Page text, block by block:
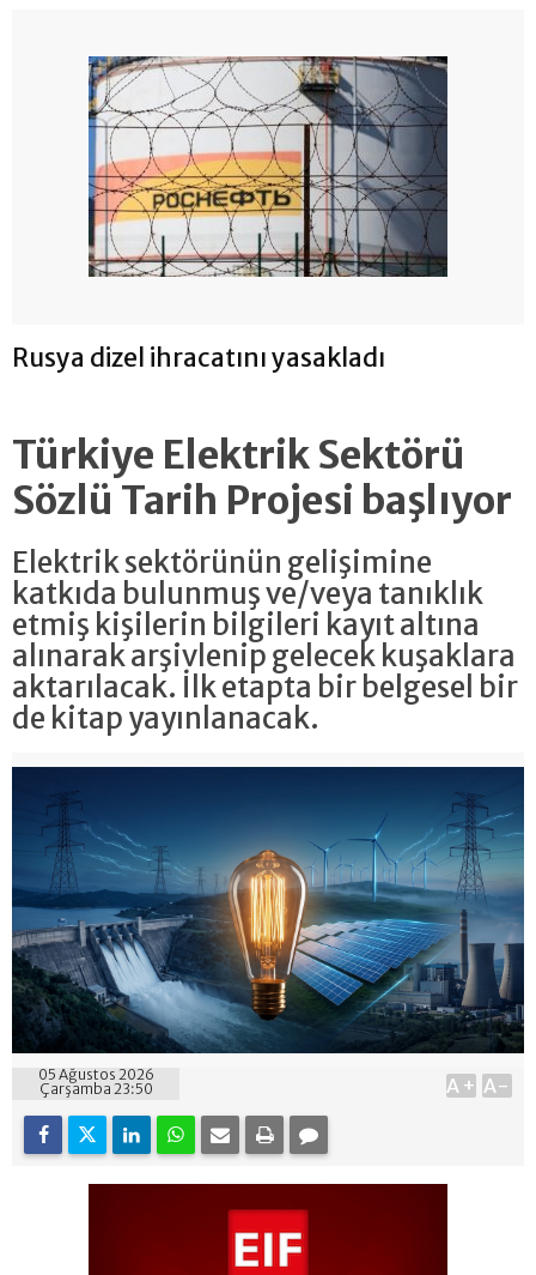
Rusya dizel ihracatını yasakladı
Türkiye Elektrik Sektörü
Sözlü Tarih Projesi başlıyor
Elektrik sektörünün gelişimine
katkıda bulunmuş ve/veya tanıklık
etmiş kişilerin bilgileri kayıt altına
alınarak arşivlenip gelecek kuşaklara
aktarılacak. İlk etapta bir belgesel bir
de kitap yayınlanacak.
05 Ağustos 2026
Çarşamba 23:50
A+ A-